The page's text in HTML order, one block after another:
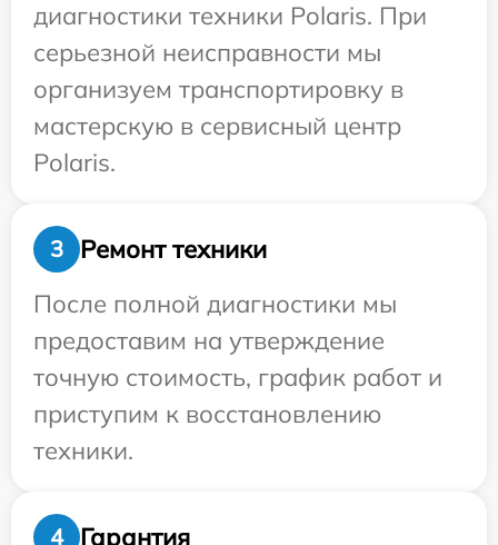
диагностики техники Polaris. При
серьезной неисправности мы
организуем транспортировку в
мастерскую в сервисный центр
Polaris.
3
Ремонт техники
После полной диагностики мы
предоставим на утверждение
точную стоимость, график работ и
приступим к восстановлению
техники.
4
Гарантия